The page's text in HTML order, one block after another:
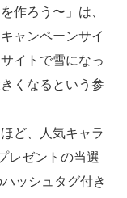
作ろう〜」は、
ャンペーンサイ
イトで雪になっ
くなるという参
ど、人気キャラ
レゼントの当選
ッシュタグ付き